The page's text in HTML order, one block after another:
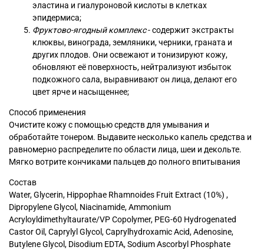
эластина и гиалуроновой кислоты в клетках
эпидермиса;
Фруктово-ягодный комплекс- содержит экстракты
клюквы, винограда, земляники, черники, граната и
других плодов. Они освежают и тонизируют кожу,
обновляют её поверхность, нейтрализуют избыток
подкожного сала, выравнивают он лица, делают его
цвет ярче и насыщеннее;
Способ применения
Очистите кожу с помощью средств для умывания и
обработайте тонером. Выдавите несколько капель средства и
равномерно распределите по области лица, шеи и декольте.
Мягко вотрите кончиками пальцев до полного впитывания
Состав
Water, Glycerin, Hippophae Rhamnoides Fruit Extract (10%) ,
Dipropylene Glycol, Niacinamide, Ammonium
Acryloyldimethyltaurate/VP Copolymer, PEG-60 Hydrogenated
Castor Oil, Caprylyl Glycol, Caprylhydroxamic Acid, Adenosine,
Butylene Glycol, Disodium EDTA, Sodium Ascorbyl Phosphate